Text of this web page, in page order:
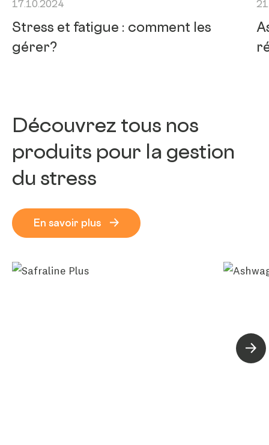
17.10.2024
Stress et fatigue : comment les
gérer?
Découvrez tous nos
produits pour la gestion
du stress
En savoir plus